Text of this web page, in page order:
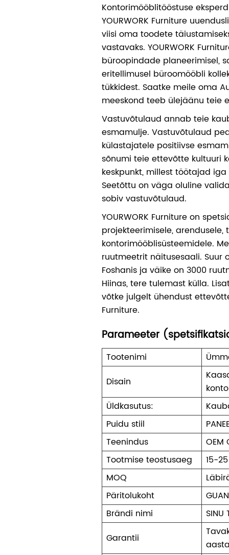
Kontorimööblitööstuse
YOURWORK Furniture
viisi oma toodete
vastavaks. YOURWORK
büroopindade planeerimisel,
eritellimusel büroomööbli
tükkidest. Saatke meile oma
meeskond teeb ülejäänu teie
Vastuvõtulaud annab teie
esmamulje. Vastuvõtulaud
külastajatele positiivse
sõnumi teie ettevõtte kultuuri
keskpunkt, millest töötajad
Seetõttu on väga oluline
sobiv vastuvõtulaud.
YOURWORK Furniture on
projekteerimisele, arendusele,
kontorimööblisüsteemidele.
ruutmeetrit näitusesaali. Suur
Foshanis ja väike on 3000
Hiinas, tere tulemast külla.
võtke julgelt ühendust
Furniture.
Parameeter
Tootenimi
Disain
Üldkasutus:
Puidu stiil
Teenindus
OEM
Tootmise teostusaeg
15-
MOQ
Päritolukoht
Brändi nimi
SINU
Garantii